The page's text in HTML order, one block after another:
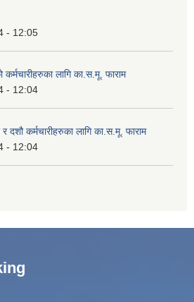
- 12:05
लागि का.स.मू. फाराम
- 12:04
दशौ कर्मचारीहरुका लागि का.स.मू. फाराम
- 12:04